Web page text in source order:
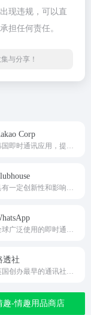
现违规，可以直
担任何责任。
与分享！
Corp
透社
趣-情趣用品商店